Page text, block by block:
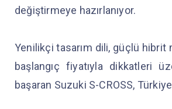
değiştirmeye hazırlanıyor.
Yenilikçi tasarım dili, güçlü hibrit
başlangıç fiyatıyla dikkatleri
başaran Suzuki S-CROSS, Türkiye